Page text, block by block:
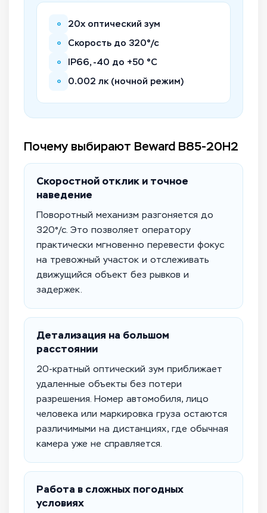
⚬ 20x оптический зум
⚬ Скорость до 320°/с
⚬ IP66, -40 до +50 °C
⚬ 0.002 лк (ночной режим)
Почему выбирают Beward B85-20H2
Скоростной отклик и точное
наведение
Поворотный механизм разгоняется до
320°/с. Это позволяет оператору
практически мгновенно перевести фокус
на тревожный участок и отслеживать
движущийся объект без рывков и
задержек.
Детализация на большом
расстоянии
20-кратный оптический зум приближает
удаленные объекты без потери
разрешения. Номер автомобиля, лицо
человека или маркировка груза остаются
различимыми на дистанциях, где обычная
камера уже не справляется.
Работа в сложных погодных
условиях